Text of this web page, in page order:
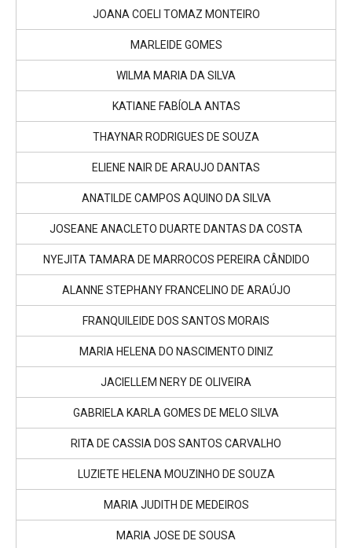
JOANA COELI TOMAZ MONTEIRO
MARLEIDE GOMES
WILMA MARIA DA SILVA
KATIANE FABÍOLA ANTAS
THAYNAR RODRIGUES DE SOUZA
ELIENE NAIR DE ARAUJO DANTAS
ANATILDE CAMPOS AQUINO DA SILVA
JOSEANE ANACLETO DUARTE DANTAS DA COSTA
NYEJITA TAMARA DE MARROCOS PEREIRA CÂNDIDO
ALANNE STEPHANY FRANCELINO DE ARAÚJO
FRANQUILEIDE DOS SANTOS MORAIS
MARIA HELENA DO NASCIMENTO DINIZ
JACIELLEM NERY DE OLIVEIRA
GABRIELA KARLA GOMES DE MELO SILVA
RITA DE CASSIA DOS SANTOS CARVALHO
LUZIETE HELENA MOUZINHO DE SOUZA
MARIA JUDITH DE MEDEIROS
MARIA JOSE DE SOUSA